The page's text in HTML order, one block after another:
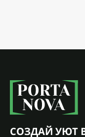
СОЗДАЙ УЮТ